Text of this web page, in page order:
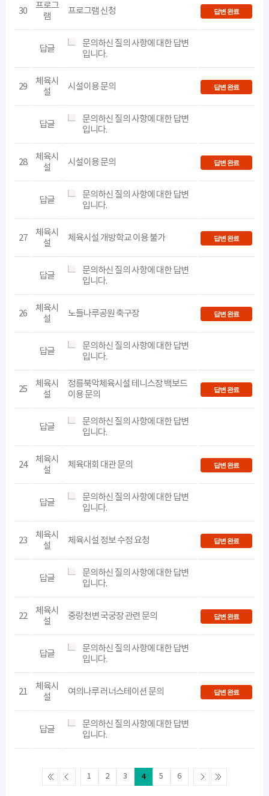
30
프로그
램
프로그램 신청 답변 완료
답글
문의하신 질의 사항에 대한 답변
입니다.
29
체육시
설
시설이용 문의 답변 완료
답글
문의하신 질의 사항에 대한 답변
입니다.
28
체육시
설
시설이용 문의 답변 완료
답글
문의하신 질의 사항에 대한 답변
입니다.
27
체육시
설
체육시설 개방학교 이용 불가 답변 완료
답글
문의하신 질의 사항에 대한 답변
입니다.
26
체육시
설
노들나루공원 축구장 답변 완료
답글
문의하신 질의 사항에 대한 답변
입니다.
25
체육시
설
정릉북악체육시설 테니스장 백보드
이용 문의
답변 완료
답글
문의하신 질의 사항에 대한 답변
입니다.
24
체육시
설
체육대회 대관 문의 답변 완료
답글
문의하신 질의 사항에 대한 답변
입니다.
23
체육시
설
체육시설 정보 수정 요청 답변 완료
답글
문의하신 질의 사항에 대한 답변
입니다.
22
체육시
설
중랑천변 국궁장 관련 문의 답변 완료
답글
문의하신 질의 사항에 대한 답변
입니다.
21
체육시
설
여의나루 러너스테이션 문의 답변 완료
답글
문의하신 질의 사항에 대한 답변
입니다.
1 2 3 4 5 6